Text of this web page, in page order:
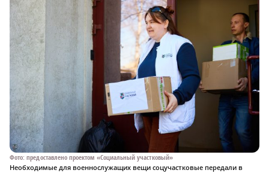
Фото: предоставлено проектом «Социальный участковый»
Необходимые для военнослужащих вещи соцучастковые передали в